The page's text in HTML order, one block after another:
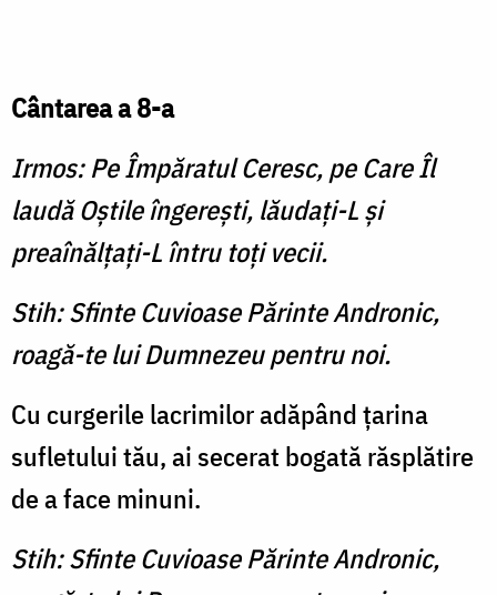
Cântarea a 8-a
Irmos: Pe Împăratul Ceresc, pe Care Îl
laudă Oştile îngereşti, lăudaţi-L şi
preaînălţaţi-L întru toţi vecii.
Stih: Sfinte Cuvioase Părinte Andronic,
roagă-te lui Dumnezeu pentru noi.
Cu curgerile lacrimilor adăpând ţarina
sufletu­lui tău, ai secerat bogată răsplătire
de a face minuni.
Stih: Sfinte Cuvioase Părinte Andronic,